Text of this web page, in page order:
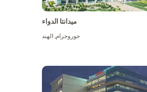
ميدانتا الدواء
جوروجرام,الهند